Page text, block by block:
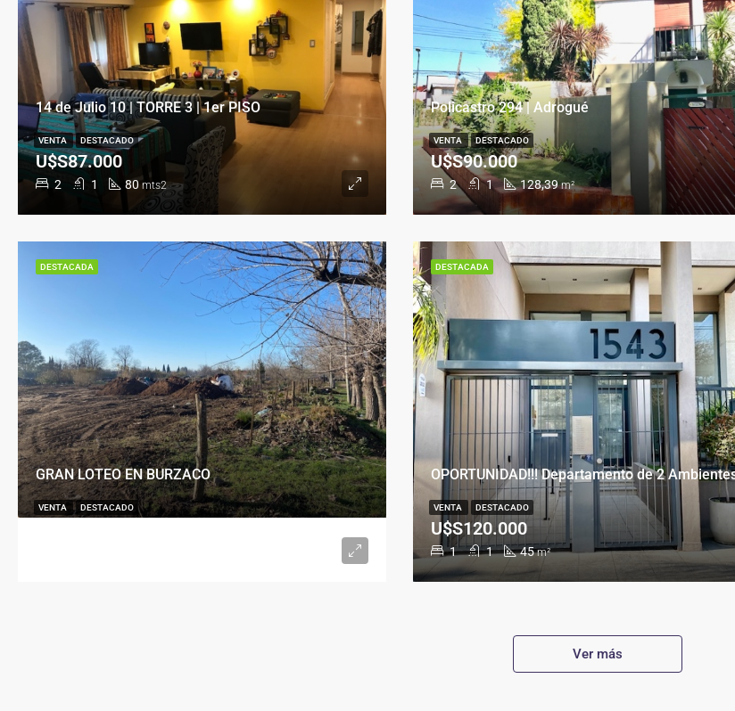
14 de Julio 10 | TORRE 3 | 1er PISO
2 1 80 mts2
U$S87.000
VENTA DESTACADO
Policastro 294 | Adrogué
2 1 128,39 m²
U$S90.000
VENTA DESTACADO
GRAN LOTEO EN BURZACO
VENTA DESTACADO
DESTACADA
1 1 45 m²
U$S120.000
VENTA DESTACADO
DESTACADA
Ver más